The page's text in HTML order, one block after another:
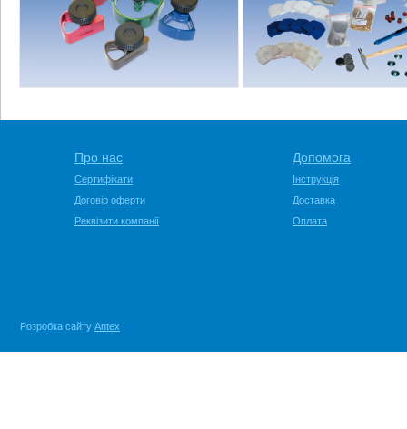
Про нас
Сертифікати
Договір оферти
Реквізити компанії
Допомога
Інструкція
Доставка
Оплата
Розробка сайту Antex